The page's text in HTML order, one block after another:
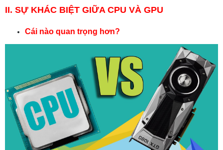
II. SỰ KHÁC BIỆT GIỮA CPU VÀ GPU
Cái nào quan trọng hơn?